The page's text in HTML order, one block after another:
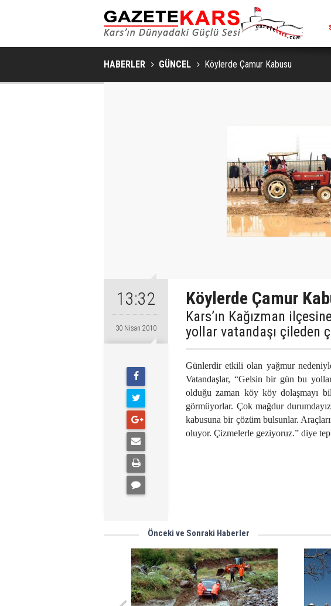
HABERLER GÜNCEL Köylerde Çamur Kabusu
13:32
30 Nisan 2010
Köylerde Çamur
Kars’ın Kağızman
yollar vatandaşı çileden
Günlerdir etkili olan yağmur
Vatandaşlar, “Gelsin bir gün bu
olduğu zaman köy köy dolaşmayı
görmüyorlar. Çok mağdur
kabusuna bir çözüm bulsunlar.
oluyor. Çizmelerle geziyoruz.” diye
Önceki ve Sonraki Haberler